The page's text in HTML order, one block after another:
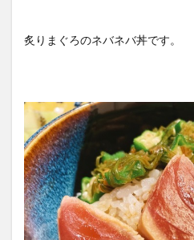
炙りまぐろのネバネバ丼です。